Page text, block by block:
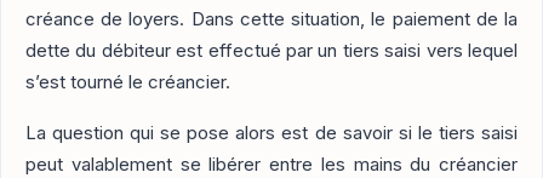
créance de loyers. Dans cette situation, le paiement de la
dette du débiteur est effectué par un tiers saisi vers lequel
s’est tourné le créancier.
La question qui se pose alors est de savoir si le tiers saisi
peut valablement se libérer entre les mains du créancier